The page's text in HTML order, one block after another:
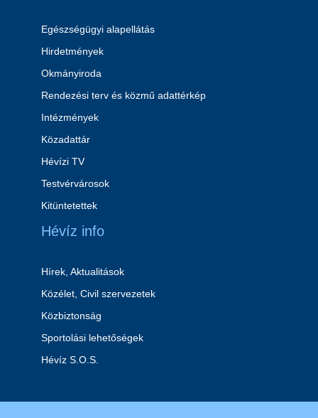
Egészségügyi alapellátás
Hirdetmények
Okmányiroda
Rendezési terv és közmű adattérkép
Intézmények
Közadattár
Hévízi TV
Testvérvárosok
Kitüntetettek
Hévíz info
Hírek, Aktualitások
Közélet, Civil szervezetek
Közbiztonság
Sportolási lehetőségek
Hévíz S.O.S.